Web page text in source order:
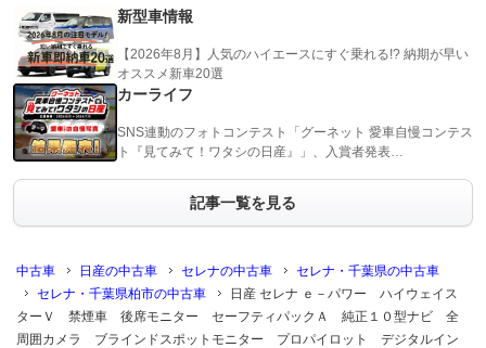
新型車情報
【2026年8月】人気のハイエースにすぐ乗れる!? 納期が早い
オススメ新車20選
カーライフ
SNS連動のフォトコンテスト「グーネット 愛車自慢コンテス
ト『見てみて！ワタシの日産』」、入賞者発表…
記事一覧を見る
中古車 日産の中古車 セレナの中古車
セレナ・千葉県の中古車
セレナ・千葉県柏市の中古車
日産 セレナ ｅ－パワー ハイウェイス
ターＶ 禁煙車 後席モニター セーフティパックＡ 純正１０型ナビ 全
周囲カメラ ブラインドスポットモニター プロパイロット デジタルイン